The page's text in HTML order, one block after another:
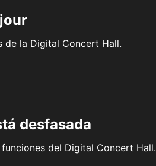
de la Digital Concert Hall.
desfasada
del Digital Concert Hall.